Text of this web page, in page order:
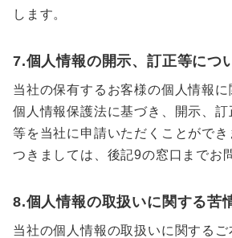
します。
7.個人情報の開示、訂正等につ
当社の保有するお客様の個人情報
個人情報保護法に基づき、開示、訂
等を当社に申請いただくことができ
つきましては、後記9の窓口までお
8.個人情報の取扱いに関する苦
当社の個人情報の取扱いに関するご